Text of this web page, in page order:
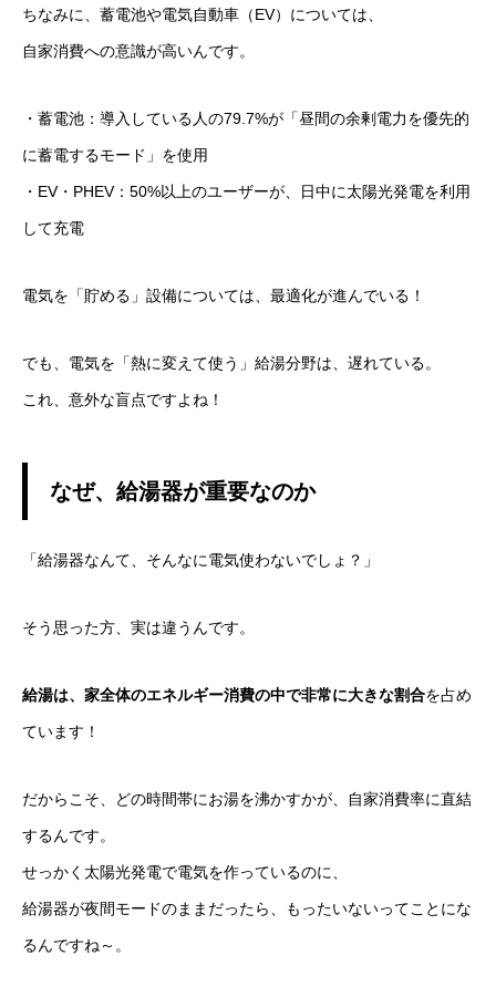
ちなみに、蓄電池や電気自動車（EV）については、
自家消費への意識が高いんです。
・蓄電池：導入している人の79.7%が「昼間の余剰電力を優先的
に蓄電するモード」を使用
・EV・PHEV：50%以上のユーザーが、日中に太陽光発電を利用
して充電
電気を「貯める」設備については、最適化が進んでいる！
でも、電気を「熱に変えて使う」給湯分野は、遅れている。
これ、意外な盲点ですよね！
なぜ、給湯器が重要なのか
「給湯器なんて、そんなに電気使わないでしょ？」
そう思った方、実は違うんです。
給湯は、家全体のエネルギー消費の中で非常に大きな割合を占め
ています！
だからこそ、どの時間帯にお湯を沸かすかが、自家消費率に直結
するんです。
せっかく太陽光発電で電気を作っているのに、
給湯器が夜間モードのままだったら、もったいないってことにな
るんですね～。